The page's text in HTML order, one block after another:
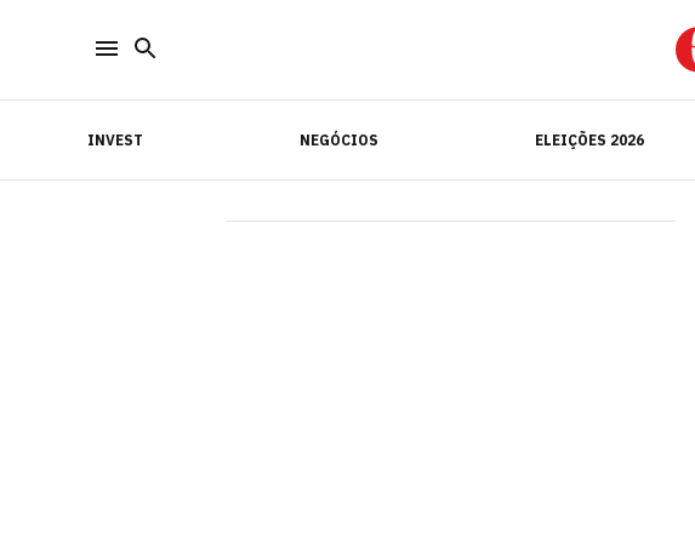
INVEST NEGÓCIOS ELEIÇÕES 2026
INVEST